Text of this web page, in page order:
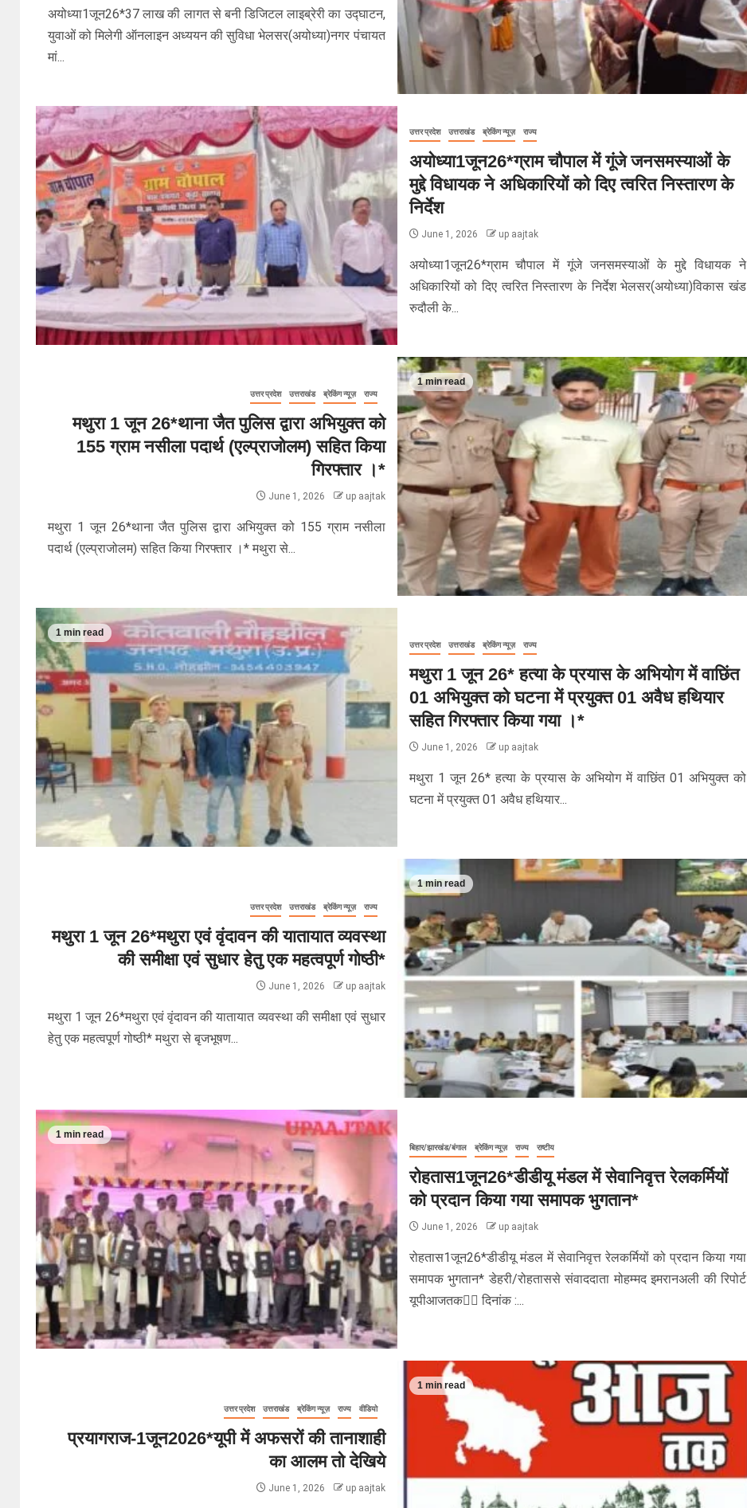
अयोध्या1जून26*37 लाख की लागत से बनी डिजिटल लाइब्रेरी का उद्घाटन,
युवाओं को मिलेगी ऑनलाइन अध्ययन की सुविधा भेलसर(अयोध्या)नगर पंचायत
मां...
उत्तर प्रदेश उत्तराखंड ब्रेकिंग न्यूज़ राज्य
अयोध्या1जून26*ग्राम चौपाल में गूंजे जनसमस्याओं के
मुद्दे विधायक ने अधिकारियों को दिए त्वरित निस्तारण के
निर्देश
June 1, 2026 up aajtak
अयोध्या1जून26*ग्राम चौपाल में गूंजे जनसमस्याओं के मुद्दे विधायक ने
अधिकारियों को दिए त्वरित निस्तारण के निर्देश भेलसर(अयोध्या)विकास खंड
रुदौली के...
1 min read
उत्तर प्रदेश उत्तराखंड ब्रेकिंग न्यूज़ राज्य
मथुरा 1 जून 26*थाना जैत पुलिस द्वारा अभियुक्त को
155 ग्राम नसीला पदार्थ (एल्प्राजोलम) सहित किया
गिरफ्तार ।*
June 1, 2026 up aajtak
मथुरा 1 जून 26*थाना जैत पुलिस द्वारा अभियुक्त को 155 ग्राम नसीला
पदार्थ (एल्प्राजोलम) सहित किया गिरफ्तार ।* मथुरा से...
1 min read
उत्तर प्रदेश उत्तराखंड ब्रेकिंग न्यूज़ राज्य
मथुरा 1 जून 26* हत्या के प्रयास के अभियोग में वाछिंत
01 अभियुक्त को घटना में प्रयुक्त 01 अवैध हथियार
सहित गिरफ्तार किया गया ।*
June 1, 2026 up aajtak
मथुरा 1 जून 26* हत्या के प्रयास के अभियोग में वाछिंत 01 अभियुक्त को
घटना में प्रयुक्त 01 अवैध हथियार...
1 min read
उत्तर प्रदेश उत्तराखंड ब्रेकिंग न्यूज़ राज्य
मथुरा 1 जून 26*मथुरा एवं वृंदावन की यातायात व्यवस्था
की समीक्षा एवं सुधार हेतु एक महत्वपूर्ण गोष्ठी*
June 1, 2026 up aajtak
मथुरा 1 जून 26*मथुरा एवं वृंदावन की यातायात व्यवस्था की समीक्षा एवं सुधार
हेतु एक महत्वपूर्ण गोष्ठी* मथुरा से बृजभूषण...
1 min read
बिहार/झारखंड/बंगाल ब्रेकिंग न्यूज़ राज्य राष्टीय
रोहतास1जून26*डीडीयू मंडल में सेवानिवृत्त रेलकर्मियों
को प्रदान किया गया समापक भुगतान*
June 1, 2026 up aajtak
रोहतास1जून26*डीडीयू मंडल में सेवानिवृत्त रेलकर्मियों को प्रदान किया गया
समापक भुगतान* डेहरी/रोहताससे संवाददाता मोहम्मद इमरानअली की रिपोर्ट
यूपीआजतक✍🏻 दिनांक :...
1 min read
उत्तर प्रदेश उत्तराखंड ब्रेकिंग न्यूज़ राज्य वीडियो
प्रयागराज-1जून2026*यूपी में अफसरों की तानाशाही
का आलम तो देखिये
June 1, 2026 up aajtak